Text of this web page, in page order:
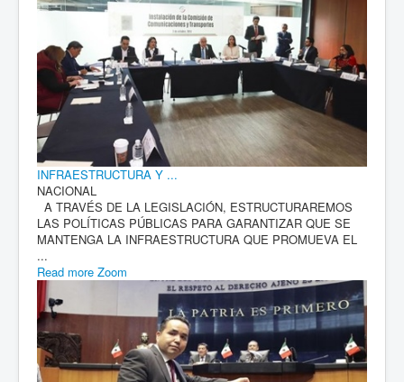
INFRAESTRUCTURA Y ...
NACIONAL
A TRAVÉS DE LA LEGISLACIÓN, ESTRUCTURAREMOS
LAS POLÍTICAS PÚBLICAS PARA GARANTIZAR QUE SE
MANTENGA LA INFRAESTRUCTURA QUE PROMUEVA EL
...
Read more Zoom